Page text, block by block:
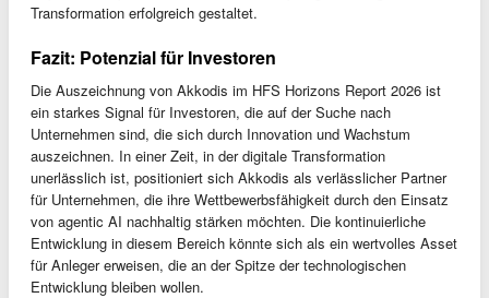
Transformation erfolgreich gestaltet.
Fazit: Potenzial für Investoren
Die Auszeichnung von Akkodis im HFS Horizons Report 2026 ist
ein starkes Signal für Investoren, die auf der Suche nach
Unternehmen sind, die sich durch Innovation und Wachstum
auszeichnen. In einer Zeit, in der digitale Transformation
unerlässlich ist, positioniert sich Akkodis als verlässlicher Partner
für Unternehmen, die ihre Wettbewerbsfähigkeit durch den Einsatz
von agentic AI nachhaltig stärken möchten. Die kontinuierliche
Entwicklung in diesem Bereich könnte sich als ein wertvolles Asset
für Anleger erweisen, die an der Spitze der technologischen
Entwicklung bleiben wollen.